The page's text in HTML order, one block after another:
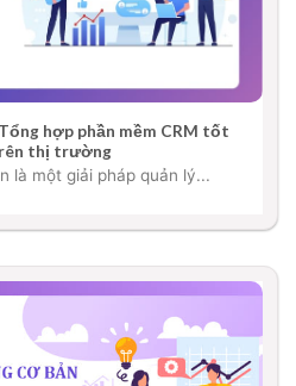
hợp phần mềm CRM tốt
thị trường
là một giải pháp quản lý...